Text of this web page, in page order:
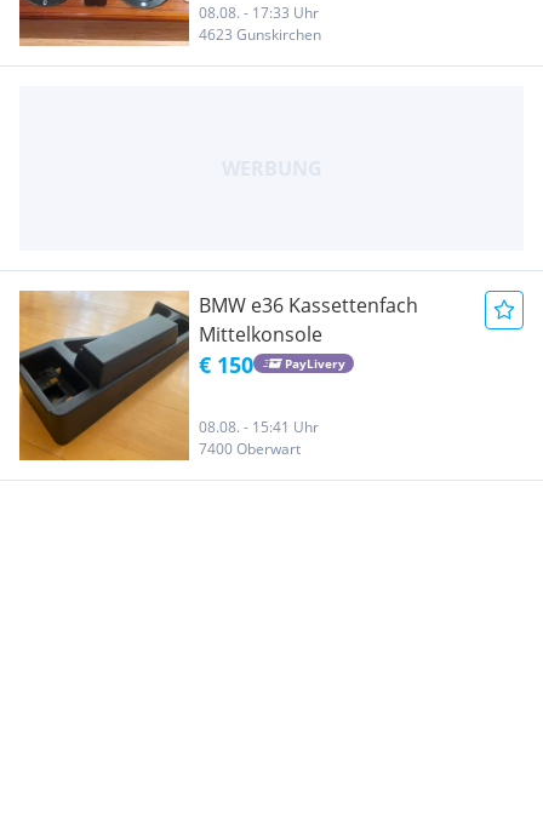
08.08. - 17:33 Uhr
4623 Gunskirchen
BMW e36 Kassettenfach
Mittelkonsole
€ 150 PayLivery
08.08. - 15:41 Uhr
7400 Oberwart